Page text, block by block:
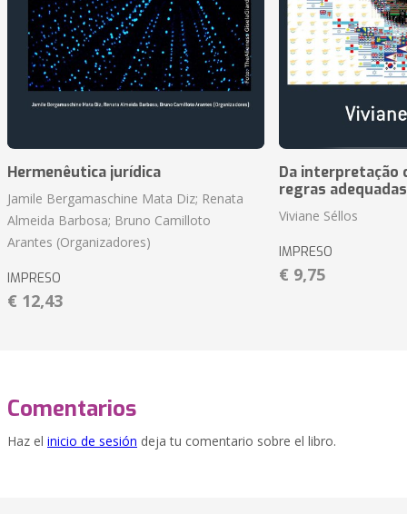
Hermenêutica jurídica
Jamile Bergamaschine Mata Diz; Renata
Almeida Barbosa; Bruno Camilloto
Arantes (Organizadores)
IMPRESO
€ 12,43
Da interpretação
regras
Viviane Séllos
IMPRESO
€ 9,75
Comentarios
Haz el inicio de sesión deja tu comentario sobre el libro.